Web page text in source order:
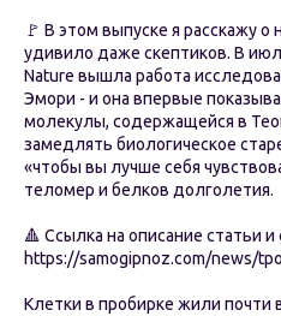
🚩 В этом выпуске я расскажу
удивило даже скептиков. В
Nature вышла работа
Эмори - и она впервые
молекулы, содержащейся в
замедлять биологическое
«чтобы вы лучше себя
теломер и белков долголетия.
🔺 Ссылка на описание статьи и
https://samogipnoz.com/news/
Клетки в пробирке жили почти